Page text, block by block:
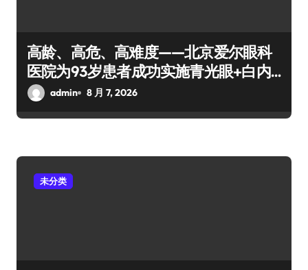
高龄、高危、高难度——北京爱尔眼科
医院为93岁患者成功实施青光眼+白内
障手术
admin 8 月 7, 2026
未分类